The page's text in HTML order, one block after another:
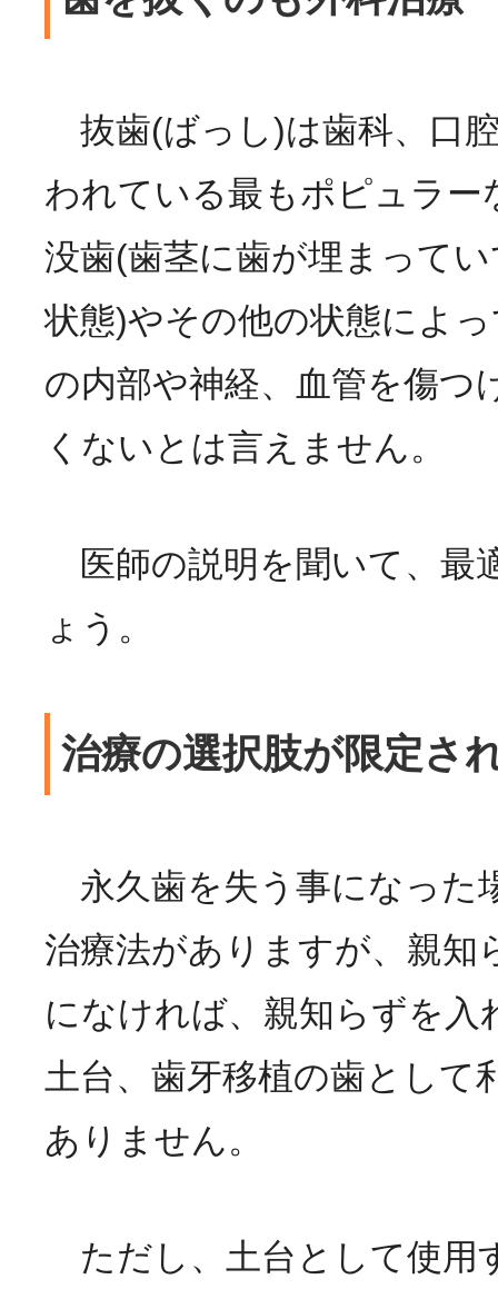
抜歯(ばっし)は歯科、口
われている最もポピュラー
没歯(歯茎に歯が埋まって
状態)やその他の状態によ
の内部や神経、血管を傷つ
くないとは言えません。
医師の説明を聞いて、最
ょう。
治療の選択肢が限定さ
永久歯を失う事になった
治療法がありますが、親知
になければ、親知らずを入
土台、歯牙移植の歯として
ありません。
ただし、土台として使用